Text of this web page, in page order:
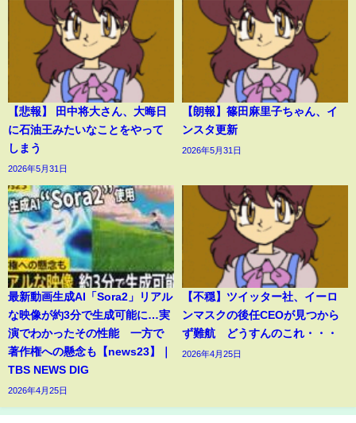
【悲報】 田中将大さん、大晦日
に石油王みたいなことをやって
しまう
2026年5月31日
【朗報】篠田麻里子ちゃん、イ
ンスタ更新
2026年5月31日
最新動画生成AI「Sora2」リアル
な映像が約3分で生成可能に…実
演でわかったその性能 一方で
著作権への懸念も【news23】｜
TBS NEWS DIG
2026年4月25日
【不穏】ツイッター社、イーロ
ンマスクの後任CEOが見つから
ず難航 どうすんのこれ・・・
2026年4月25日